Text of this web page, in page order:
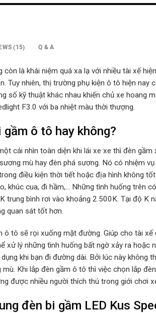
(15) Q & A
là khái niệm quá xa lạ với nhiều tài xế
Tuy nhiên, thị trường phụ kiện ô tô hiện nay
số kỹ thuật khác nhau khiến chủ xe hoang
F3.0 với ba nhiệt màu thời thượng.
gầm ô tô hay không?
cái nhìn toàn diện khi lái xe xe thì đèn
mù hay đèn phá sương. Nó có nhiệm
điều kiện thời tiết hoặc địa hình không
khúc cua, đi hầm,… Những tình huống trên
trung bình rơi vào khoảng 2.500K. Tại độ K
quan sát tốt hơn.
ô tô sẽ rọi xuống mặt đường. Giúp cho tài
xử lý những tình huống bất ngờ xảy ra hoặc
khi bạn đi đường dài. Bởi lúc này không
mù. Khi lắp đèn gầm ô tô thì việc chọn lắp
được nhiều người thích thú trong giới chơi
đèn bi gầm LED Kus